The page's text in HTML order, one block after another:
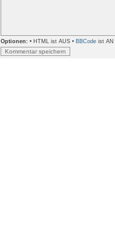
Optionen: • HTML ist AUS • BBCode ist AN